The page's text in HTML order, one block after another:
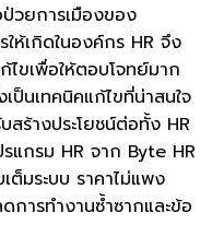
วยการเมืองของ
ห้เกิดในองค์กร HR จึง
ขเพื่อให้ตอบโจทย์มาก
เป็นเทคนิคแก้ไขที่น่าสนใจ
ร้างประโยชน์ต่อทั้ง HR
แกรม HR จาก Byte HR
ต็มระบบ ราคาไม่แพง
ารทำงานซ้ำซากและข้อ